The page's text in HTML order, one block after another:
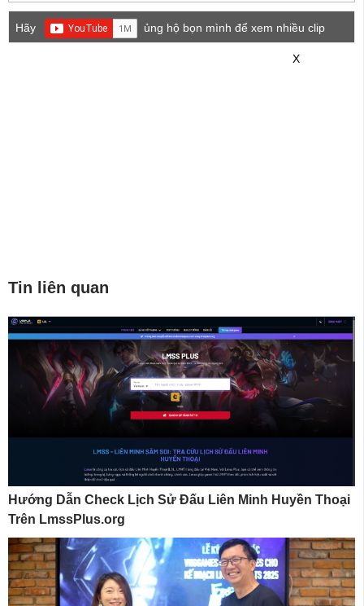
Hãy
ủng hộ bọn mình để xem nhiều clip
X
Tin liên quan
Hướng Dẫn Check Lịch Sử Đấu Liên Minh Huyền Thoại
Trên LmssPlus.org